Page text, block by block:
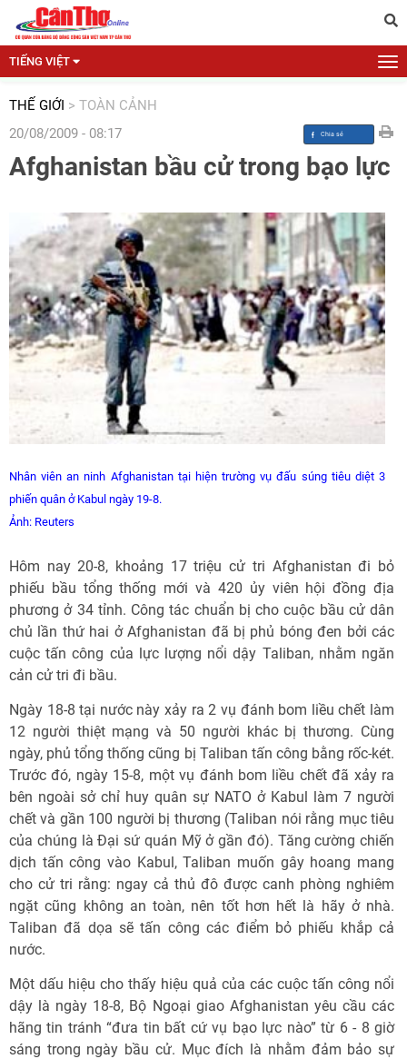
TIẾNG VIỆT
THẾ GIỚI > TOÀN CẢNH
20/08/2009 - 08:17
Afghanistan bầu cử trong bạo lực
Nhân viên an ninh Afghanistan tại hiện trường vụ đấu súng tiêu diệt 3
phiến quân ở Kabul ngày 19-8.
Ảnh: Reuters
Hôm nay 20-8, khoảng 17 triệu cử tri Afghanistan đi bỏ
phiếu bầu tổng thống mới và 420 ủy viên hội đồng địa
phương ở 34 tỉnh. Công tác chuẩn bị cho cuộc bầu cử dân
chủ lần thứ hai ở Afghanistan đã bị phủ bóng đen bởi các
cuộc tấn công của lực lượng nổi dậy Taliban, nhằm ngăn
cản cử tri đi bầu.
Ngày 18-8 tại nước này xảy ra 2 vụ đánh bom liều chết làm
12 người thiệt mạng và 50 người khác bị thương. Cùng
ngày, phủ tổng thống cũng bị Taliban tấn công bằng rốc-két.
Trước đó, ngày 15-8, một vụ đánh bom liều chết đã xảy ra
bên ngoài sở chỉ huy quân sự NATO ở Kabul làm 7 người
chết và gần 100 người bị thương (Taliban nói rằng mục tiêu
của chúng là Đại sứ quán Mỹ ở gần đó). Tăng cường chiến
dịch tấn công vào Kabul, Taliban muốn gây hoang mang
cho cử tri rằng: ngay cả thủ đô được canh phòng nghiêm
ngặt cũng không an toàn, nên tốt hơn hết là hãy ở nhà.
Taliban đã dọa sẽ tấn công các điểm bỏ phiếu khắp cả
nước.
Một dấu hiệu cho thấy hiệu quả của các cuộc tấn công nổi
dậy là ngày 18-8, Bộ Ngoại giao Afghanistan yêu cầu các
hãng tin tránh “đưa tin bất cứ vụ bạo lực nào” từ 6 - 8 giờ
sáng trong ngày bầu cử. Mục đích là nhằm đảm bảo sự